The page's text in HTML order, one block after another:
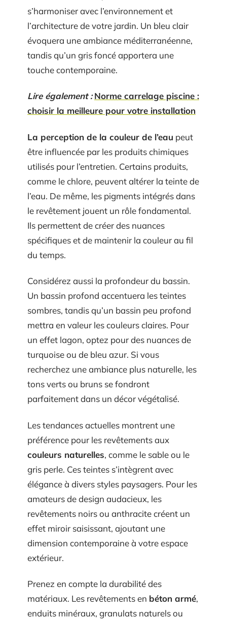
s’harmoniser avec l’environnement et
l’architecture de votre jardin. Un bleu clair
évoquera une ambiance méditerranéenne,
tandis qu’un gris foncé apportera une
touche contemporaine.
Lire également : Norme carrelage piscine :
choisir la meilleure pour votre installation
La perception de la couleur de l’eau peut
être influencée par les produits chimiques
utilisés pour l’entretien. Certains produits,
comme le chlore, peuvent altérer la teinte de
l’eau. De même, les pigments intégrés dans
le revêtement jouent un rôle fondamental.
Ils permettent de créer des nuances
spécifiques et de maintenir la couleur au fil
du temps.
Considérez aussi la profondeur du bassin.
Un bassin profond accentuera les teintes
sombres, tandis qu’un bassin peu profond
mettra en valeur les couleurs claires. Pour
un effet lagon, optez pour des nuances de
turquoise ou de bleu azur. Si vous
recherchez une ambiance plus naturelle, les
tons verts ou bruns se fondront
parfaitement dans un décor végétalisé.
Les tendances actuelles montrent une
préférence pour les revêtements aux
couleurs naturelles, comme le sable ou le
gris perle. Ces teintes s’intègrent avec
élégance à divers styles paysagers. Pour les
amateurs de design audacieux, les
revêtements noirs ou anthracite créent un
effet miroir saisissant, ajoutant une
dimension contemporaine à votre espace
extérieur.
Prenez en compte la durabilité des
matériaux. Les revêtements en béton armé,
enduits minéraux, granulats naturels ou